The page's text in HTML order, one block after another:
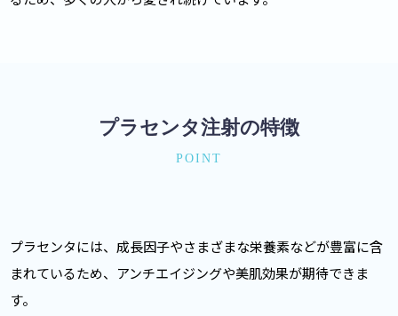
プラセンタ注射の特徴
POINT
プラセンタには、成長因子やさまざまな栄養素などが豊富に含
まれているため、アンチエイジングや美肌効果が期待できま
す。